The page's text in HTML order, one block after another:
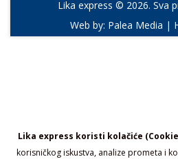
Lika express koristi kolačiće
korisničkog iskustva, analize prometa i
Lika express © 2026. Sva
Web by: Palea Media |